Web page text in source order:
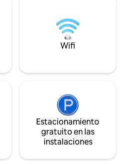
Wifi
Estacionamiento
gratuito en las
instalaciones